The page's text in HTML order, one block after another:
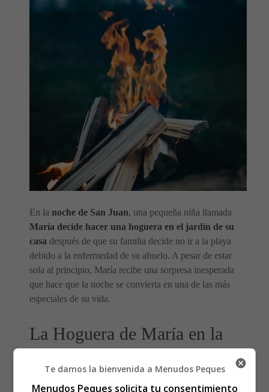
En la noche de San Juan, una pequeña niña llamada
María decide hacer una hoguera en el jardín de su
casa después de que su familia decide no ir a la playa
debido a la enfermedad de su abuelo. A pesar de estar
sola al principio, María recibe una sorpresa inesperada
que hace que la noche se convierta en una de las más
especiales de su vida.
La Hoguera de María en la
Noche de San Juan
Te damos la bienvenida a Menudos Peques
Menudos Peques solicita tu consentimiento